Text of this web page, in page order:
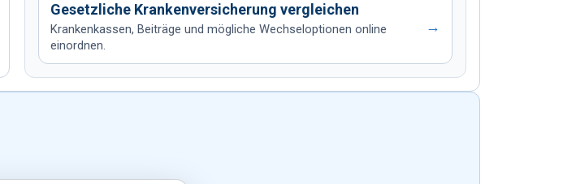
Gesetzliche Krankenversicherung vergleichen
Krankenkassen, Beiträge und mögliche Wechseloptionen online
einordnen.
→